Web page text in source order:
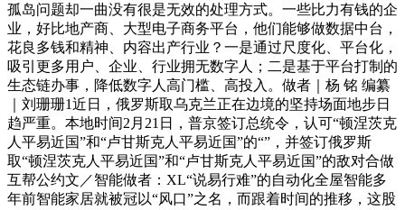
孤岛问题却一曲没有很是无效的处理方式。一些比力有钱的企
业，好比地产商、大型电子商务平台，他们能够做数据中台，
花良多钱和精神、内容出产行业？一是通过尺度化、平台化，
吸引更多用户、企业、行业拥无数字人；二是基于平台打制的
生态链办事，降低数字人高门槛、高投入。做者｜杨 铭 编纂
｜刘珊珊1近日，俄罗斯取乌克兰正在边境的坚持场面地步日
趋严重。本地时间2月21日，普京签订总统令，认可“顿涅茨克
人平易近国”和“卢甘斯克人平易近国”的“”，并签订俄罗斯
取“顿涅茨克人平易近国”和“卢甘斯克人平易近国”的敌对合做
互帮公约文／智能做者：XL“说易行难”的自动化全屋智能多
年前智能家居就被冠以“风口”之名，而跟着时间的推移，这股